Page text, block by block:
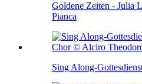
Goldene Zeiten - Julia
Pianca
Sing Along-